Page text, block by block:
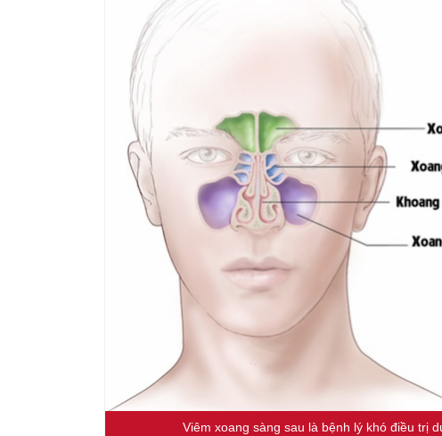
Viêm xoang sàng sau là bệnh lý khó điều trị